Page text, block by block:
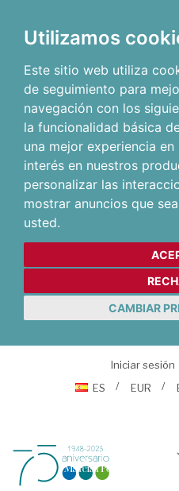
Utilizamos
Este sitio web utiliza
de seguimiento para
navegación con los
la funcionalidad básica
una mejor experiencia
interés en nuestros
personalizar las
mostrar anuncios que
usted.
CAMBIAR
Iniciar sesión
ES
EUR